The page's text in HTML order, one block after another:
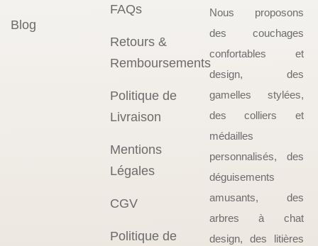
Blog
FAQs
Retours &
Remboursements
Politique de
Livraison
Mentions
Légales
CGV
Politique de
Nous proposons
des couchages
confortables et
design, des
gamelles stylées,
des colliers et
médailles
personnalisés, des
déguisements
amusants, des
arbres à chat
design, des litières